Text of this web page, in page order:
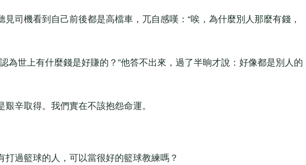
機看到自己前後都是高檔車，兀自感嘆：“唉，為什麼別人那麼有錢，
世上有什麼錢是好賺的？”他答不出來，過了半晌才說：好像都是別人的
辛取得。我們實在不該抱怨命運。
過籃球的人，可以當很好的籃球教練嗎？